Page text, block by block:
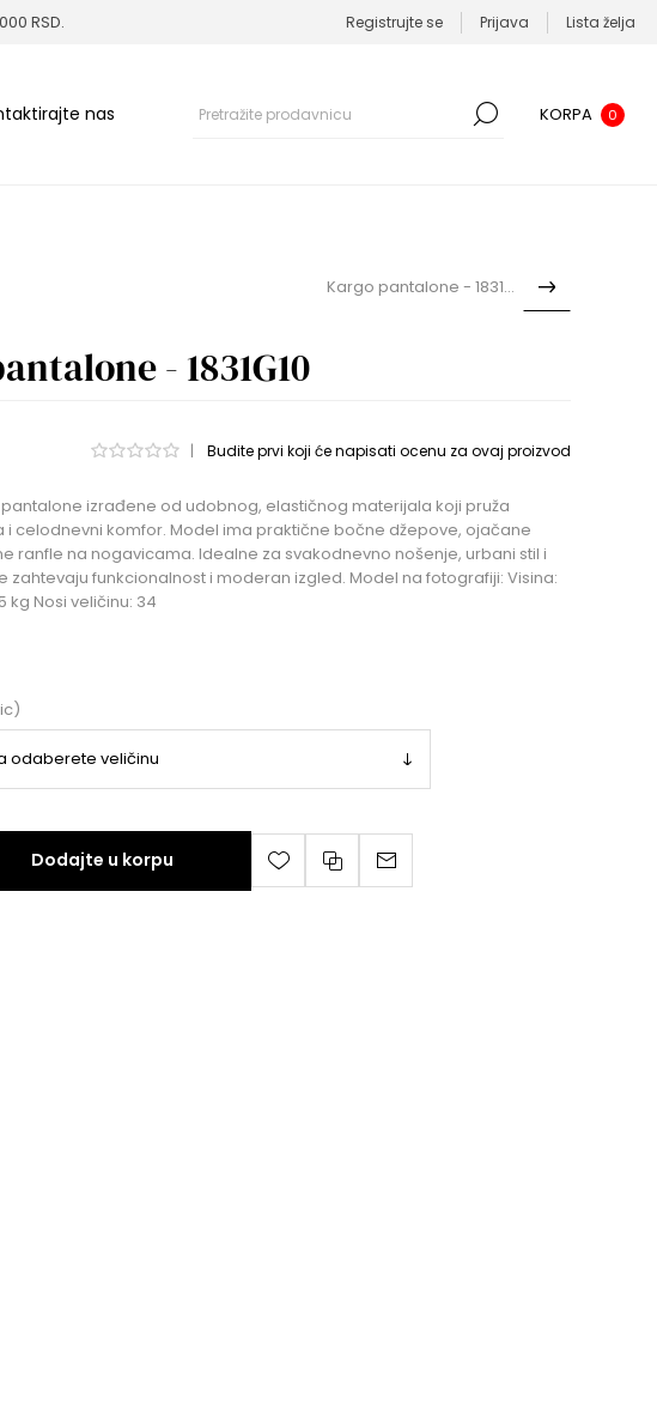
RSD. Registrujte se Prijava Lista želja
nas KORPA 0
Kargo pantalone - 1831G30
- 1831G10
| Budite prvi koji će napisati ocenu za ovaj proizvod
izrađene od udobnog, elastičnog materijala koji pruža
i celodnevni komfor. Model ima praktične bočne džepove, ojačane
ranfle na nogavicama. Idealne za svakodnevno nošenje, urbani stil i
zahtevaju funkcionalnost i moderan izgled. Model na fotografiji: Visina:
kg Nosi veličinu: 34
Dodajte u korpu